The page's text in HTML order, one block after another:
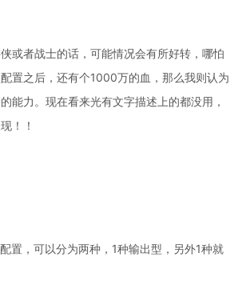
或者战士的话，可能情况会有所好转，哪怕
置之后，还有个1000万的血，那么我则认为
能力。现在看来光有文字描述上的都没用，
！！
置，可以分为两种，1种输出型，另外1种就